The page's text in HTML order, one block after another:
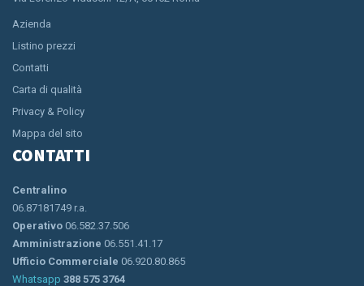
Azienda
Listino prezzi
Contatti
Carta di qualità
Privacy & Policy
Mappa del sito
CONTATTI
Centralino
06.87181749 r.a.
Operativo 06.582.37.506
Amministrazione 06.551.41.17
Ufficio Commerciale 06.920.80.865
Whatsapp 388 575 3764